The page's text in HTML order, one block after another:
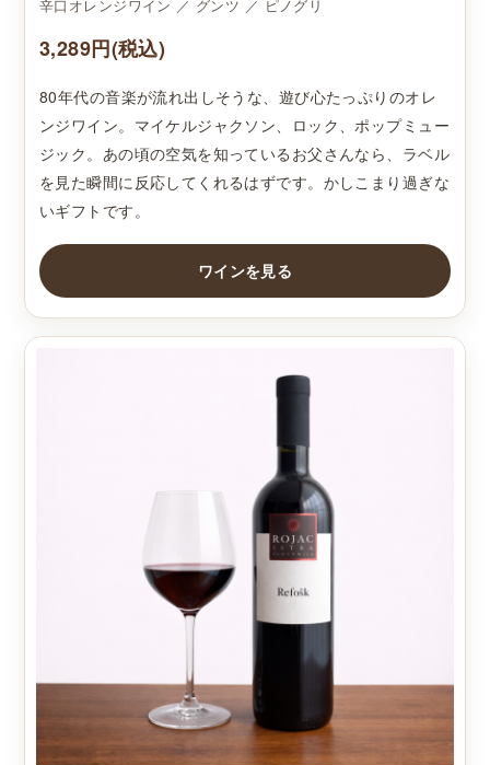
辛口オレンジワイン ／ グンツ ／ ピノグリ
3,289円(税込)
80年代の音楽が流れ出しそうな、遊び心たっぷりのオレ
ンジワイン。マイケルジャクソン、ロック、ポップミュー
ジック。あの頃の空気を知っているお父さんなら、ラベル
を見た瞬間に反応してくれるはずです。かしこまり過ぎな
いギフトです。
ワインを見る